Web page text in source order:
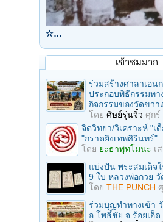
☆…
เข้าชมมาก
ร่วมสร้างศาลาเอน
ประกอบพิธีกรรมทา
กิจกรรมของวัดขวาง
โดย ศิษย์รุ่นจิ๋ว ศุกร์
จิตวิทยา/วิเคราะห์ "เ
"กราดยิงเทพศิรินทร์"
โดย ยะธาพุทโมนะ เ
แบ่งปัน พระสมเด็จ
9 ใบ หลวงพ่อกวย
โดย THE PUNCH
ร่วมบุญทําทางเข้า
อ.โพธิ์ชัย จ.ร้อยเอ็ด